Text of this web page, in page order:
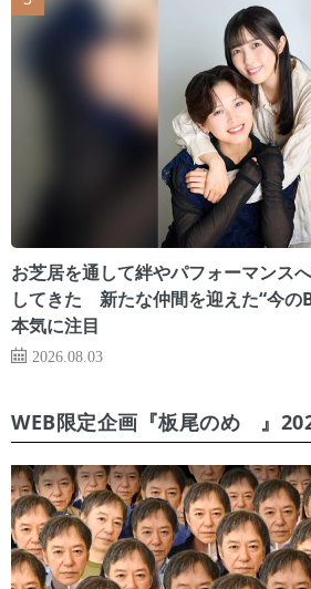
お芝居を通して絆やパフォーマンス
してきた 新たな仲間を迎えた“今の
本気に注目
2026.08.03
WEB限定企画『板尾のめ゙』